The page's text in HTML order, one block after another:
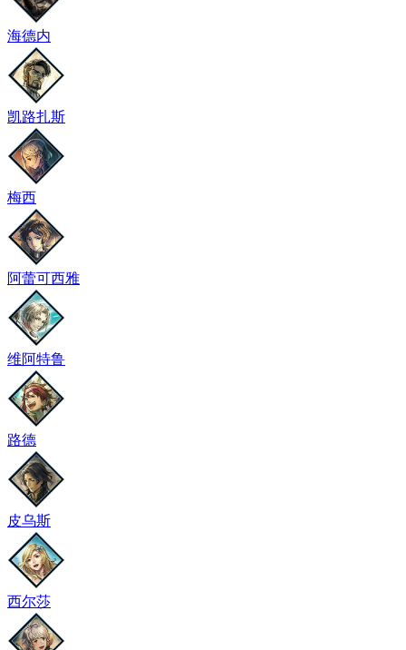
海德内
凯路扎斯
梅西
阿蕾可西雅
维阿特鲁
路德
皮乌斯
西尔莎